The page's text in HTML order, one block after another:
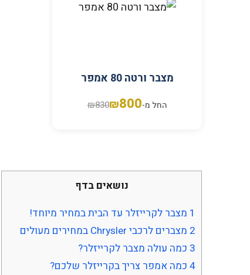
מצבר ורטה 80 אמפר
החל מ- ₪800
₪830
נושאים בדף
1 מצבר לקרייזלר עד הבית במחיר מיוחד!
2 מצברים לרכבי Chrysler במחירים מעולים
3 כמה עולה מצבר לקרייזלר?
4 כמה אמפר צריך בקרייזלר שלכם?